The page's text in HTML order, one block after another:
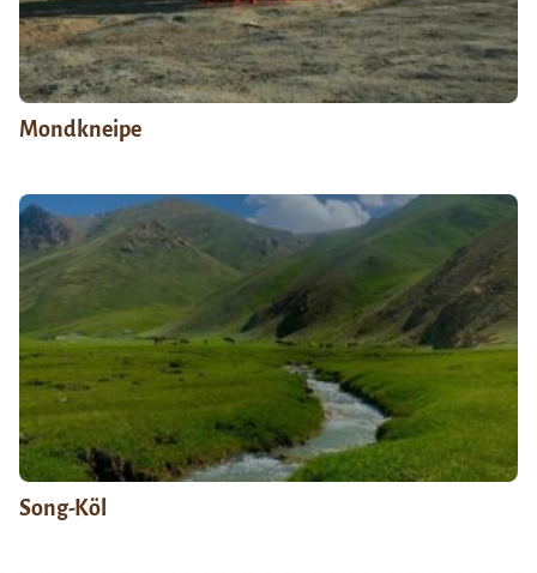
Mondkneipe
Song-Köl